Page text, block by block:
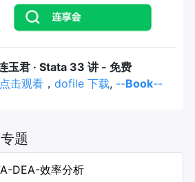
玉君 · Stata 33 讲 - 免费
点击观看 ， dofile 下载, --Book--
题
DEA-效率分析